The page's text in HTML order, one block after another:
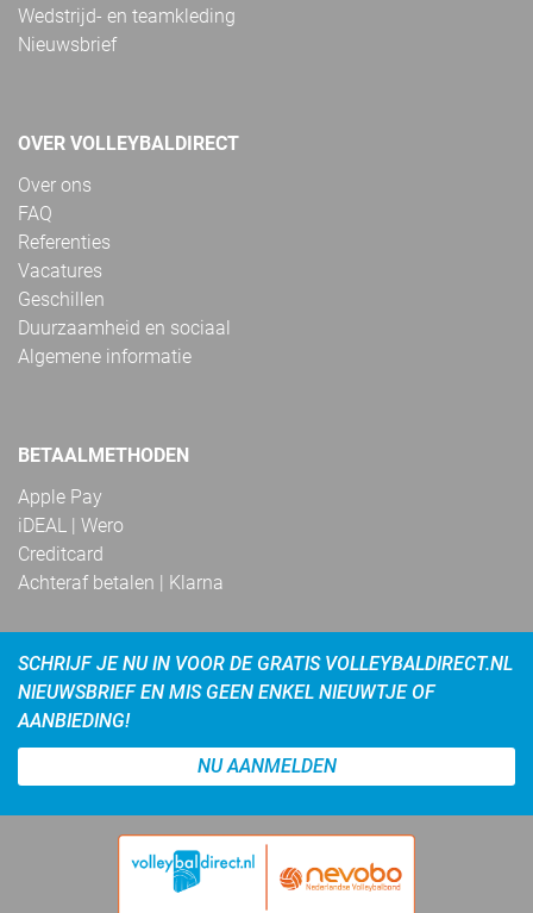
Wedstrijd- en teamkleding
Nieuwsbrief
OVER VOLLEYBALDIRECT
Over ons
FAQ
Referenties
Vacatures
Geschillen
Duurzaamheid en sociaal
Algemene informatie
BETAALMETHODEN
Apple Pay
iDEAL | Wero
Creditcard
Achteraf betalen | Klarna
SCHRIJF JE NU IN VOOR DE GRATIS VOLLEYBALDIRECT.NL
NIEUWSBRIEF EN MIS GEEN ENKEL NIEUWTJE OF
AANBIEDING!
NU AANMELDEN